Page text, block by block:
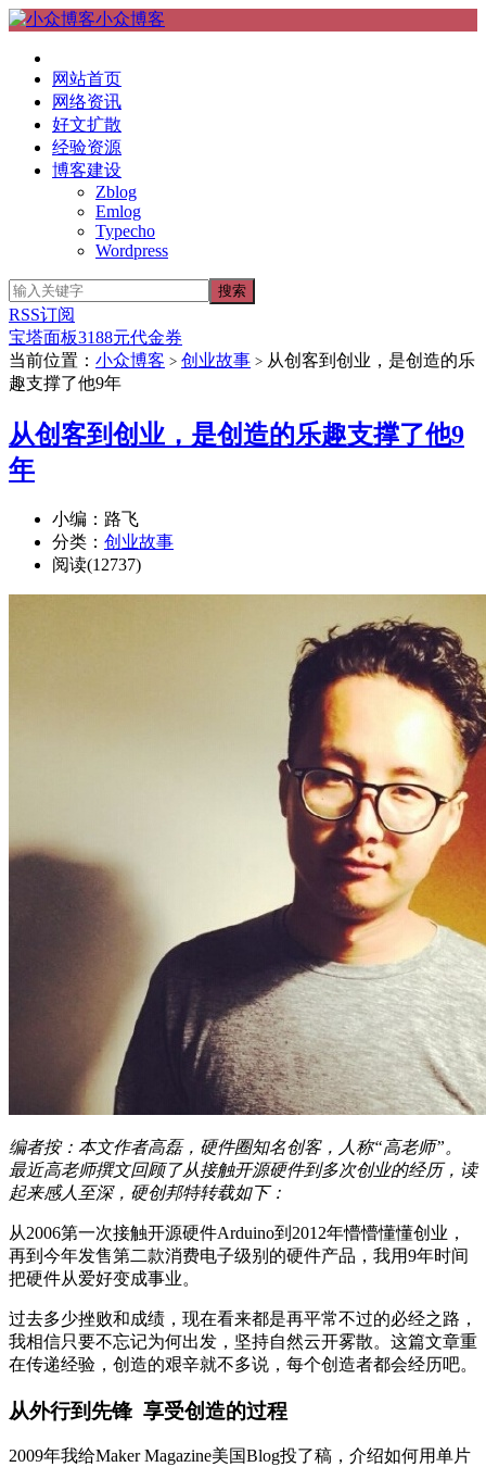
小众博客
网站首页
网络资讯
好文扩散
经验资源
博客建设
Zblog
Emlog
Typecho
Wordpress
RSS订阅
宝塔面板3188元代金券
当前位置： 小众博客 > 创业故事 > 从创客到创业，是创造的乐
趣支撑了他9年
从创客到创业，是创造的乐趣支撑了他9
年
小编：路飞
分类： 创业故事
阅读(12737)
编者按：本文作者高磊，硬件圈知名创客，人称“高老师”。
最近高老师撰文回顾了从接触开源硬件到多次创业的经历，读
起来感人至深，硬创邦特转载如下：
从2006第一次接触开源硬件Arduino到2012年懵懵懂懂创业，
再到今年发售第二款消费电子级别的硬件产品，我用9年时间
把硬件从爱好变成事业。
过去多少挫败和成绩，现在看来都是再平常不过的必经之路，
我相信只要不忘记为何出发，坚持自然云开雾散。这篇文章重
在传递经验，创造的艰辛就不多说，每个创造者都会经历吧。
从外行到先锋 享受创造的过程
2009年我给Maker Magazine美国Blog投了稿，介绍如何用单片